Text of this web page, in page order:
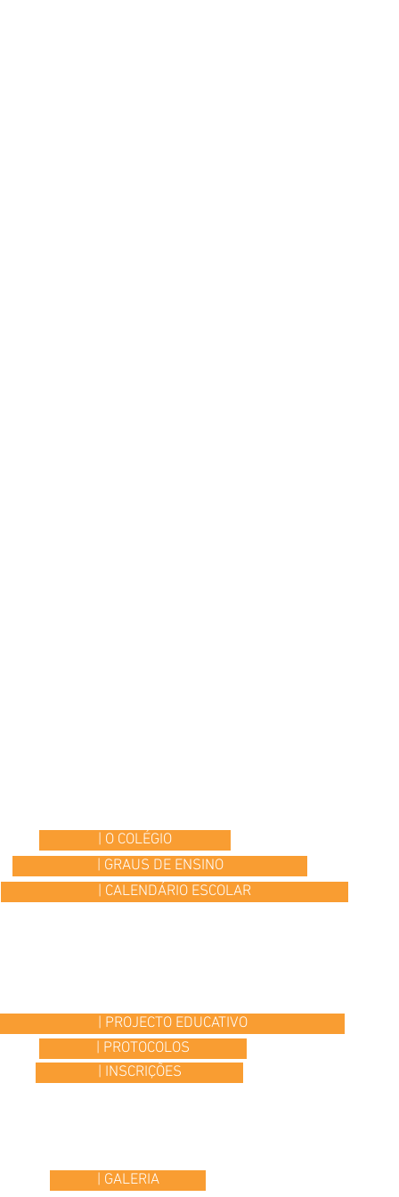
| O COLÉGIO
| GRAUS DE ENSINO
| CALENDÁRIO ESCOLAR
| PROJECTO EDUCATIVO
| PROTOCOLOS
| INSCRIÇÕES
| GALERIA